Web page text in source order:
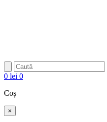
0 lei 0
Coș
×